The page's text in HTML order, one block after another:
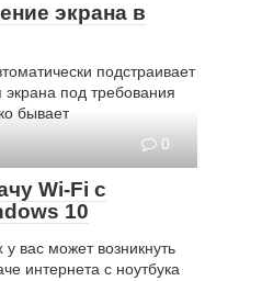
экрана в
подстраивает
под требования
бывает
0
Wi-Fi с
10
у вас может возникнуть
интернета с ноутбука